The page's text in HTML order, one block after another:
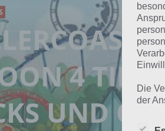
4
UND
Die
der